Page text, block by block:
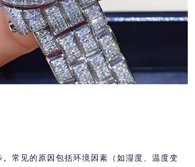
常见的原因包括环境因素（如湿度、温度变